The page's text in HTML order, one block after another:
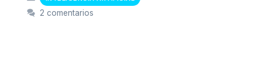
2 comentarios